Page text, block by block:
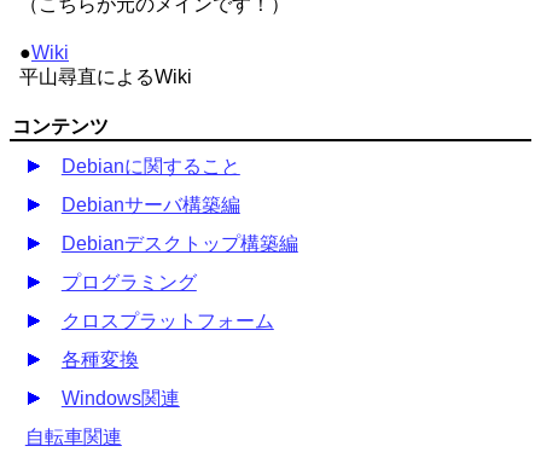
（こちらが元のメインです！）
●Wiki
平山尋直によるWiki
コンテンツ
Debianに関すること
Debianサーバ構築編
Debianデスクトップ構築編
プログラミング
クロスプラットフォーム
各種変換
Windows関連
自転車関連